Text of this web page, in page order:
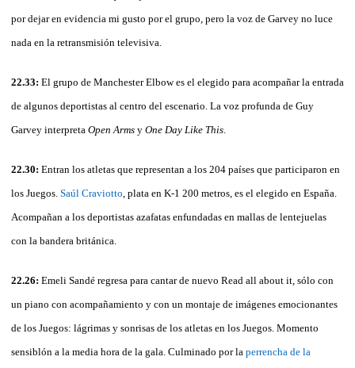
por dejar en evidencia mi gusto por el grupo, pero la voz de Garvey no luce
nada en la retransmisión televisiva.
22.33: El grupo de Manchester Elbow es el elegido para acompañar la entrada
de algunos deportistas al centro del escenario. La voz profunda de Guy
Garvey interpreta Open Arms y One Day Like This
22.30: Entran los atletas que representan a los 204 países que participaron en
los Juegos. Saúl Craviotto , plata en K-1 200 metros, es el elegido en España.
Acompañan a los deportistas azafatas enfundadas en mallas de lentejuelas
con la bandera británica.
22.26: Emeli Sandé regresa para cantar de nuevo Read all about it, sólo con
un piano con acompañamiento y con un montaje de imágenes emocionantes
de los Juegos: lágrimas y sonrisas de los atletas en los Juegos. Momento
sensiblón a la media hora de la gala. Culminado por la perrencha de la